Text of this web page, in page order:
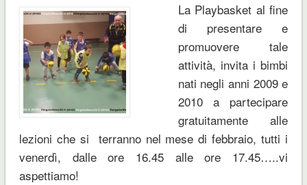
La Playbasket al fine
di presentare e
promuovere tale
attività, invita i bimbi
nati negli anni 2009 e
2010 a partecipare
gratuitamente alle
lezioni che si terranno nel mese di febbraio, tutti i
venerdì, dalle ore 16.45 alle ore 17.45…..vi
aspettiamo!